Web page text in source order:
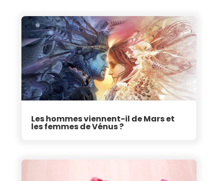
Les hommes viennent-il de Mars et
les femmes de Vénus ?